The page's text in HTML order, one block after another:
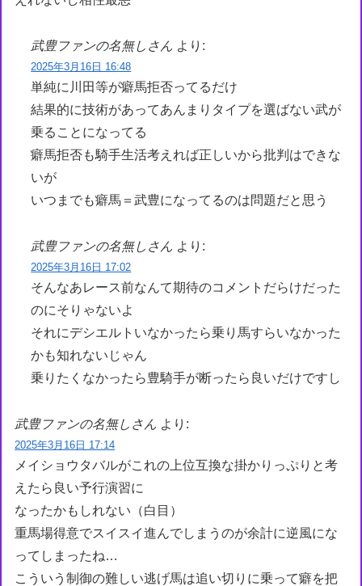
武豊ファンの名無しさん より:
2025年3月16日 16:48
単純に川田等が癖馬拒否ってるだけ
結果的に技術があってあんまりタイプを選ばない武が
乗ることになってる
癖馬拒否も騎手生活考えれば正しいから批判はできな
いが
いつまでも癖馬＝武豊になってるのは問題だと思う
武豊ファンの名無しさん より:
2025年3月16日 17:02
そんなあレース前なんて期待のコメントだらけだった
のにそりゃないよ
それにデシエルトいなかったら乗り馬すらいなかった
かも知れないじゃん
乗りたくなかったら豊騎手が断ったら良いだけですし
武豊ファンの名無しさん より:
2025年3月16日 17:14
メイショウタバルがこれの上位互換な掛かりっぷりと考
えたら良い予行演習に
なったかもしれない（白目）
重馬場得意でスイスイ進んでしまうのが余計に逆風にな
ってしまったね…
こういう制御の難しい逃げ馬は追い切りに乗って癖を把